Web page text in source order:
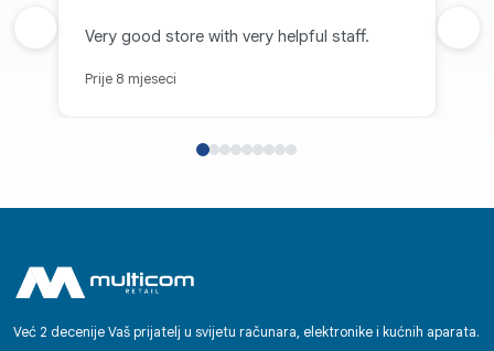
Very good store with very helpful staff.
Prije 8 mjeseci
Prethodna recenzija
Već 2 decenije Vaš prijatelj u svijetu računara, elektronike i kućnih aparata.